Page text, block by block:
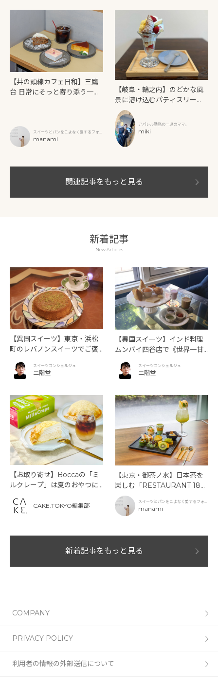
【井の頭線カフェ日和】三鷹
台 日常にそっと寄り添う一
スイーツとパンをこよなく愛するフォト
グラファー
manami
【岐阜・輪之内】のどかな風
景に溶け込むパティスリー
「y’s Blue（ワイズブル
ー）」でかわいいスイーツを
満喫
アパレル勤務の一児のママ。
miki
関連記事をもっと見る
新着記事
New Articles
【異国スイーツ】東京・浜松
町のレバノンスイーツでご褒
ズ レストラン」
スイーツコンシェルジュ
二階堂
【異国スイーツ】インド料理
ムンバイ四谷店で《世界一甘
いインドアフタヌーンティ
ー》を味わうスイーツコンシェルジュ
二階堂
【お取り寄せ】Boccaの「ミ
ルクレープ」は夏のおやつに
CAKE.TOKYO編集部
【東京・御茶ノ水】日本茶を
楽しむ「RESTAURANT 189
9 OCHANOMIZU」の抹茶ア
フタヌーンティーと新作クリ
ームソーダ
スイーツとパンをこよなく愛するフォト
グラファー
manami
新着記事をもっと見る
COMPANY
PRIVACY POLICY
利用者の情報の外部送信について